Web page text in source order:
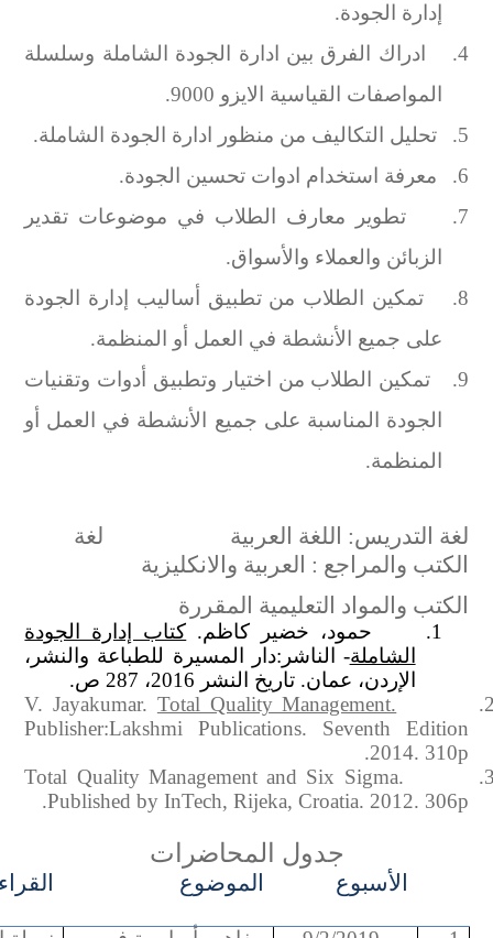
إدارة الجودة.
4.
ادراك الفرق بين ادارة الجودة الشاملة وسلسلة
المواصفات القياسية الايزو 9000.
5.
تحليل التكاليف من منظور ادارة الجودة الشاملة.
6.
معرفة استخدام ادوات تحسين الجودة.
7.
تطوير معارف الطلاب في موضوعات تقدير
الزبائن والعملاء والأسواق.
8.
تمكين الطلاب من تطبيق أساليب إدارة الجودة
على جميع الأنشطة في العمل أو المنظمة.
9.
تمكين الطلاب من اختيار وتطبيق أدوات وتقنيات
الجودة المناسبة على جميع الأنشطة في العمل أو
المنظمة.
لغة التدريس: اللغة العربية
لغة
الكتب والمراجع : العربية والانكليزية
الكتب والمواد التعليمية المقررة
1. حمود، خضير كاظم. كتاب إدارة الجودة
الشاملة- الناشر :دار المسيرة للطباعة والنشر،
الإردن، عمان. تاريخ النشر 2016، 287
ص.
V. Jayakumar. Total Quality Management.
Publisher:Lakshmi Publications. Seventh Edition
2014. 310p.
Total Quality Management and Six Sigma.
Published by InTech, Rijeka, Croatia. 2012. 306p.
جدول المحاضرات
الأسبوع الموضوع